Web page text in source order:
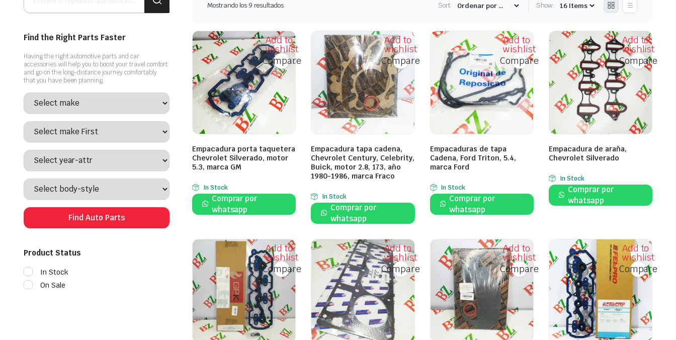
Comprar ahora Mostrando los 9 resultadosOrdenado
últimos
Sort: Show:
Add to
wishlist
Compare
Empacadura porta taquetera
Chevrolet Silverado, motor
5.3, marca GM
In Stock
Comprar por
whatsapp
Add to
wishlist
Compare
Empacadura tapa cadena,
Chevrolet Century, Celebrity,
Buick, motor 2.8, 173, año
1980-1986, marca Fraco
In Stock
Comprar por
whatsapp
Add to
wishlist
Compare
Empacaduras de tapa
Cadena, Ford Triton, 5.4,
marca Ford
In Stock
Comprar por
whatsapp
Add to
wishlist
Compare
Empacadura de araña,
Chevrolet Silverado
In Stock
Comprar por
whatsapp
Add to
wishlist
Compare
Add to
wishlist
Compare
Add to
wishlist
Compare
Add to
wishlist
Compare
productos
Find the Right Parts Faster
Having the right automotive parts and car
accessories will help you to boost your travel comfort
and go on the long-distance journey comfortably
that you have been planning.
Find Auto Parts
Product Status
In Stock
On Sale